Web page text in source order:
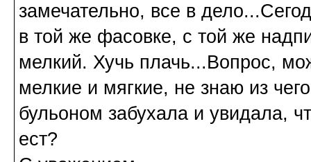
замечательно, все в
в той же фасовке, с той же
мелкий. Хучь плачь...Вопрос,
мелкие и мягкие, не знаю из
бульоном забухала и увидала,
ест?